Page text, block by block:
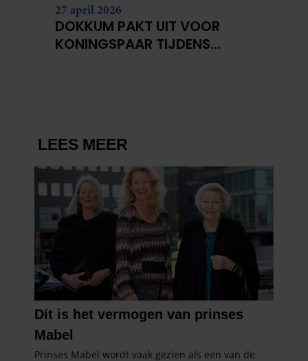
27 april 2026
DOKKUM PAKT UIT VOOR
KONINGSPAAR TIJDENS